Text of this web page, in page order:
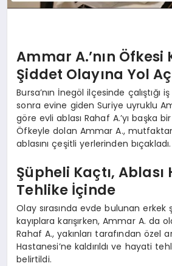
Ammar A.’nın Öfkesi
Şiddet Olayına Yol
Bursa’nın İnegöl ilçesinde çalıştığı
sonra evine giden Suriye uyruklu
göre evli ablası Rahaf A.’yı başka
Öfkeyle dolan Ammar A., mutfaktan
ablasını çeşitli yerlerinden bıçakladı.
Şüpheli Kaçtı, Ablası
Tehlike İçinde
Olay sırasında evde bulunan erkek
kayıplara karışırken, Ammar A. da
Rahaf A., yakınları tarafından özel
Hastanesi’ne kaldırıldı ve hayati
belirtildi.